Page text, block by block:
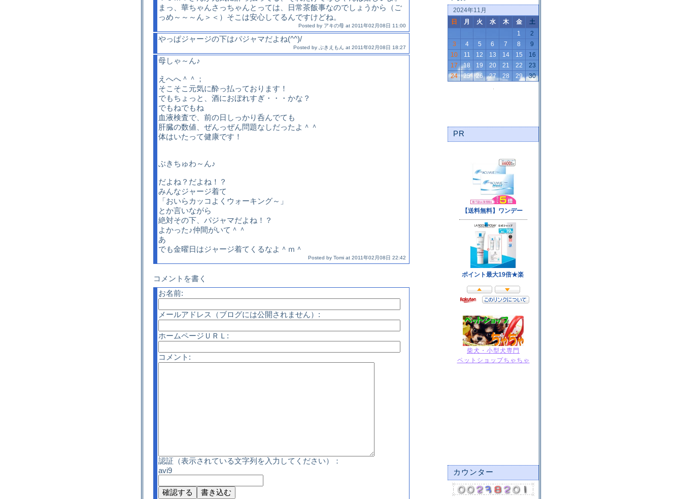
2024年11月
日
月 火 水 木 金
土
1
2
3
4 5 6 7 8
9
10
11 12 13 14 15
16
17
18 19 20 21 22
23
24
25 26 27 28 29 30
PR
柴犬・小型犬専門
ペットショップちゃちゃ
カウンター
まっ、華ちゃんさっちゃんとっては、日常茶飯事なのでしょうから（ご
っめ～～～ん＞＜）そこは安心してるんですけどね。
Posted by アキの母 at 2011年02月08日 11:00
やっぱジャージの下はパジャマだよね(^^)/
Posted by ぶきえもん at 2011年02月08日 18:27
母しゃ～ん♪
えへへ＾＾；
そこそこ元気に酔っ払っております！
でもちょっと、酒におぼれすぎ・・・かな？
でもねでもね
血液検査で、前の日しっかり呑んでても
肝臓の数値、ぜんっぜん問題なしだったよ＾＾
体はいたって健康です！
ぶきちゅわ～ん♪
だよね？だよね！？
みんなジャージ着て
「おいらカッコよくウォーキング～」
とか言いながら
絶対その下、パジャマだよね！？
よかった♪仲間がいて＾＾
あ
でも金曜日はジャージ着てくるなよ＾ｍ＾
Posted by Tomi at 2011年02月08日 22:42
コメントを書く
お名前:
メールアドレス（ブログには公開されません）:
ホームページＵＲＬ:
コメント:
認証（表示されている文字列を入力してください）：
avi9